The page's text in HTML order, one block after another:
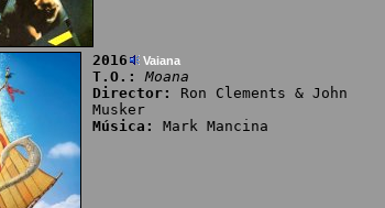
2016 Vaiana
T.O.:
Moana
Director:
Ron Clements & John
Musker
Música:
Mark Mancina